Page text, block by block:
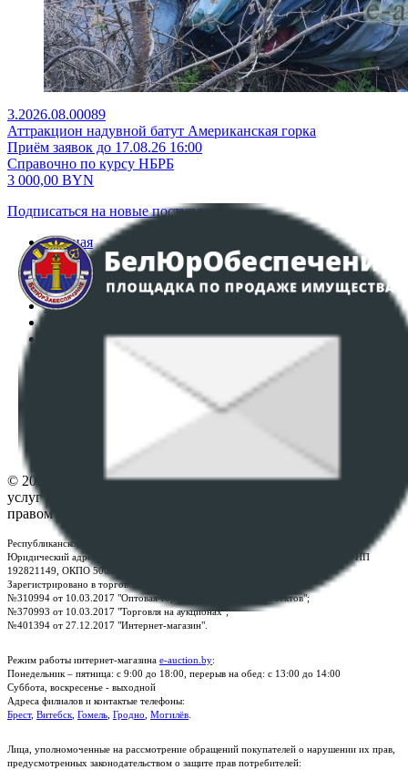
3.2026.08.00089
Аттракцион надувной батут Американская горка
Приём заявок до 17.08.26 16:00
Справочно по курсу НБРБ
3 000,00 BYN
Подписаться на новые поступления
Главная
Аукционы
Интернет-магазин
Регламент организации и проведения торгов
Политика в отношении обработки персональных
ПОЛОЖЕНИЕ О ПОЛИТИКЕ ОБРАБОТКИ COOKIE-
Настройки cookie-файлов
© 2026 Республиканское унитарное предприятие по оказанию
услуг "БелЮрОбеспечение" - Все права защищены авторским
правом
Республиканское унитарное предприятие по оказанию услуг "БелЮрОбеспечение"
Юридический адрес: г. Минск, пр-т. Дзержинского, 1Б, e-mail:
, УНП
192821149, ОКПО 500111895000
Зарегистрировано в торговом реестре Республики Беларусь:
№310994 от 10.03.2017 "Оптовая торговля без торговых объектов";
№370993 от 10.03.2017 "Торговля на аукционах";
№401394 от 27.12.2017 "Интернет-магазин".
Режим работы интернет-магазина e-auction.by:
Понедельник – пятница: с 9:00 до 18:00, перерыв на обед: с 13:00 до 14:00
Суббота, воскресенье - выходной
Адреса филиалов и контактые телефоны:
Брест, Витебск Гомель Гродно Могилёв
Лица, уполномоченные на рассмотрение обращений покупателей о нарушении их прав,
предусмотренных законодательством о защите прав потребителей: